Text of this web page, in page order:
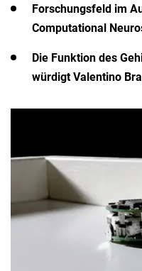
Forschungsfeld im
Computational
Die Funktion des
würdigt Valentino